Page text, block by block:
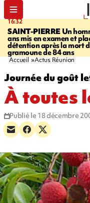
16:32
SAINT-PIERREUn
ans mis en examen et
détention après la mort
gramoune de 84 ans
Accueil Actus Réunion
Journée du goût
À toutes
Publié le 18 décembre